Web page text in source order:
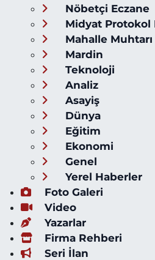
Nöbetçi Eczane
Midyat Protokol
Mahalle
Mardin
Teknoloji
Analiz
Asayiş
Dünya
Eğitim
Ekonomi
Genel
Yerel Haberler
Foto Galeri
Video
Yazarlar
Firma Rehberi
Seri İlan